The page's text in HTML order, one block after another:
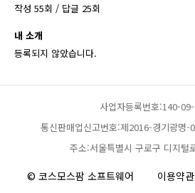
작성 55회 / 답글 25회
내 소개
등록되지 않았습니다.
사업자등록번호:140-
통신판매업신고번호:제2016-경기광명-
주소:서울특별시 구로구 디지털
© 코스모스팜 소프트웨어 이용약관